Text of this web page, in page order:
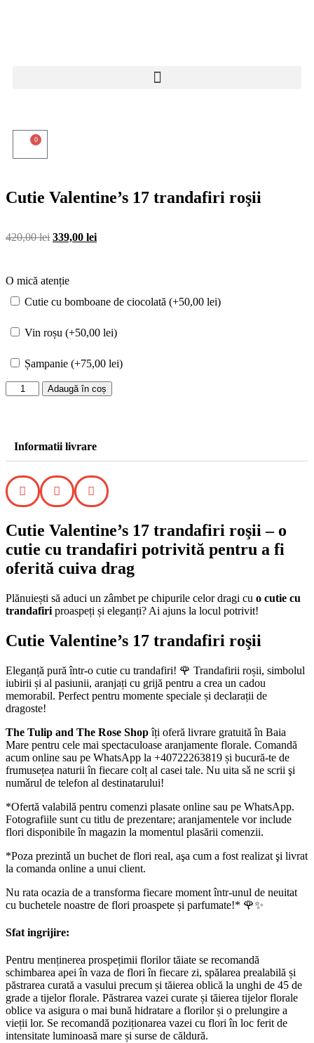
0
Cutie Valentine’s 17 trandafiri roşii
420,00lei 339,00 lei
O mică atenție
Cutie cu bomboane de ciocolată (+50,00 lei)
Vin roșu (+50,00 lei)
Șampanie (+75,00 lei)
Adaugă în coș
Informatii livrare
Cutie Valentine’s 17 trandafiri roşii – o
cutie cu trandafiri potrivită pentru a fi
oferită cuiva drag
Plănuiești să aduci un zâmbet pe chipurile celor dragi cu o cutie cu
trandafiri proaspeți și eleganți? Ai ajuns la locul potrivit!
Cutie Valentine’s 17 trandafiri roşii
Eleganță pură într-o cutie cu trandafiri! 🌹 Trandafirii roșii, simbolul
iubirii și al pasiunii, aranjați cu grijă pentru a crea un cadou
memorabil. Perfect pentru momente speciale și declarații de
dragoste!
The Tulip and The Rose Shopîți oferă livrare gratuită în Baia
Mare pentru cele mai spectaculoase aranjamente florale. Comandă
acum online sau pe WhatsApp la +40722263819 și bucură-te de
frumusețea naturii în fiecare colț al casei tale. Nu uita sǎ ne scrii şi
numǎrul de telefon al destinatarului!
*Ofertă valabilă pentru comenzi plasate online sau pe WhatsApp.
Fotografiile sunt cu titlu de prezentare; aranjamentele vor include
flori disponibile în magazin la momentul plasării comenzii.
*Poza prezintǎ un buchet de flori real, aşa cum a fost realizat şi livrat
la comanda online a unui client.
Nu rata ocazia de a transforma fiecare moment într-unul de neuitat
cu buchetele noastre de flori proaspete și parfumate!* 🌹✨
Sfat ingrijire:
Pentru menținerea prospețimii florilor tăiate se recomandă
schimbarea apei în vaza de flori în fiecare zi, spălarea prealabilă și
păstrarea curată a vasului precum și tăierea oblică la unghi de 45 de
grade a tijelor florale. Păstrarea vazei curate și tăierea tijelor florale
oblice va asigura o mai bună hidratare a florilor și o prelungire a
vieții lor. Se recomandă poziționarea vazei cu flori în loc ferit de
intensitate luminoasă mare și surse de căldură.